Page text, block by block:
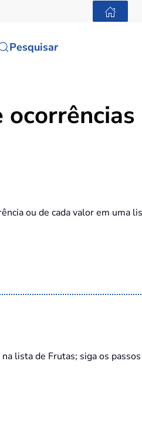
Pesquisar
ou de cada valor em uma
lista de Frutas; siga os